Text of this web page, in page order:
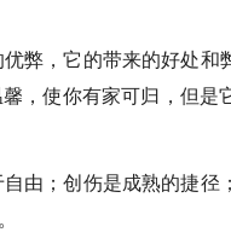
，它的带来的好处和
，使你有家可归，但是
；创伤是成熟的捷径